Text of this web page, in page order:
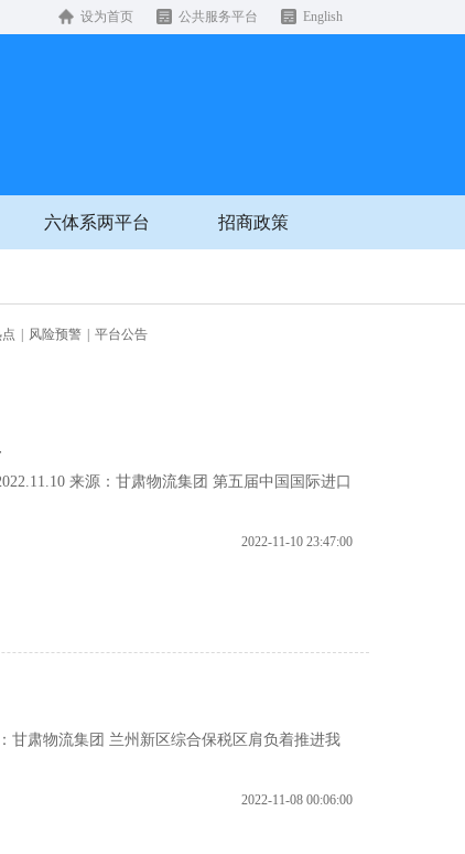
设为首页 公共服务平台 English
六体系两平台 招商政策
风险预警 平台公告
来源：甘肃物流集团 第五届中国国际进口
2022-11-10 23:47:00
甘肃物流集团 兰州新区综合保税区肩负着推进我
2022-11-08 00:06:00